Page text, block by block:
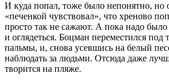
И куда попал, тоже было непонятно, но
«печенкой чувствовал», что хреново
просто так не сажают. А пока надо было
и оглядеться. Боцман переместился
пальмы, и, снова усевшись на белый
наблюдать за людьми. Отсюда даже
творится на пляже.